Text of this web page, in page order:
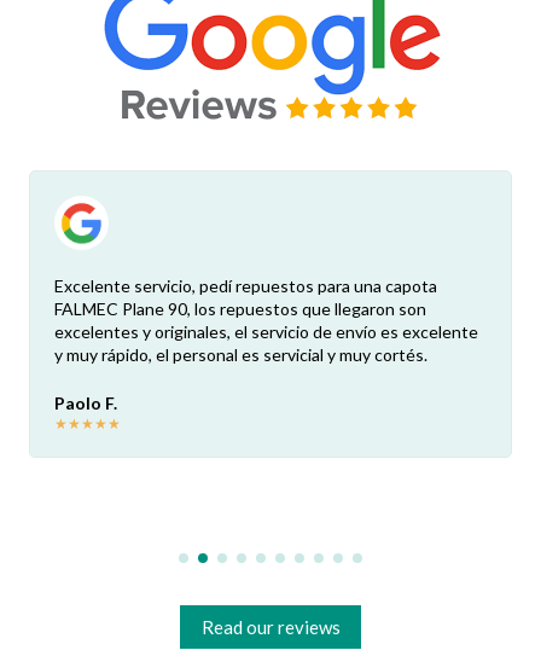
Excelente servicio, pedí repuestos para una capota
FALMEC Plane 90, los repuestos que llegaron son
excelentes y originales, el servicio de envío es excelente
y muy rápido, el personal es servicial y muy cortés.
Paolo F.
★★★★★
Read our reviews